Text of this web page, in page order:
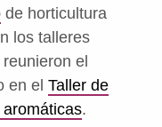
de horticultura
los talleres
el
en el Taller de
.